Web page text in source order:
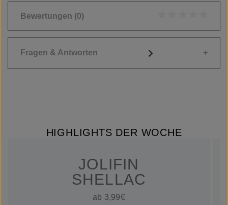
Bewertungen (0)
Fragen & Antworten
HIGHLIGHTS DER WOCHE
JOLIFIN
SHELLAC
ab 3,99€